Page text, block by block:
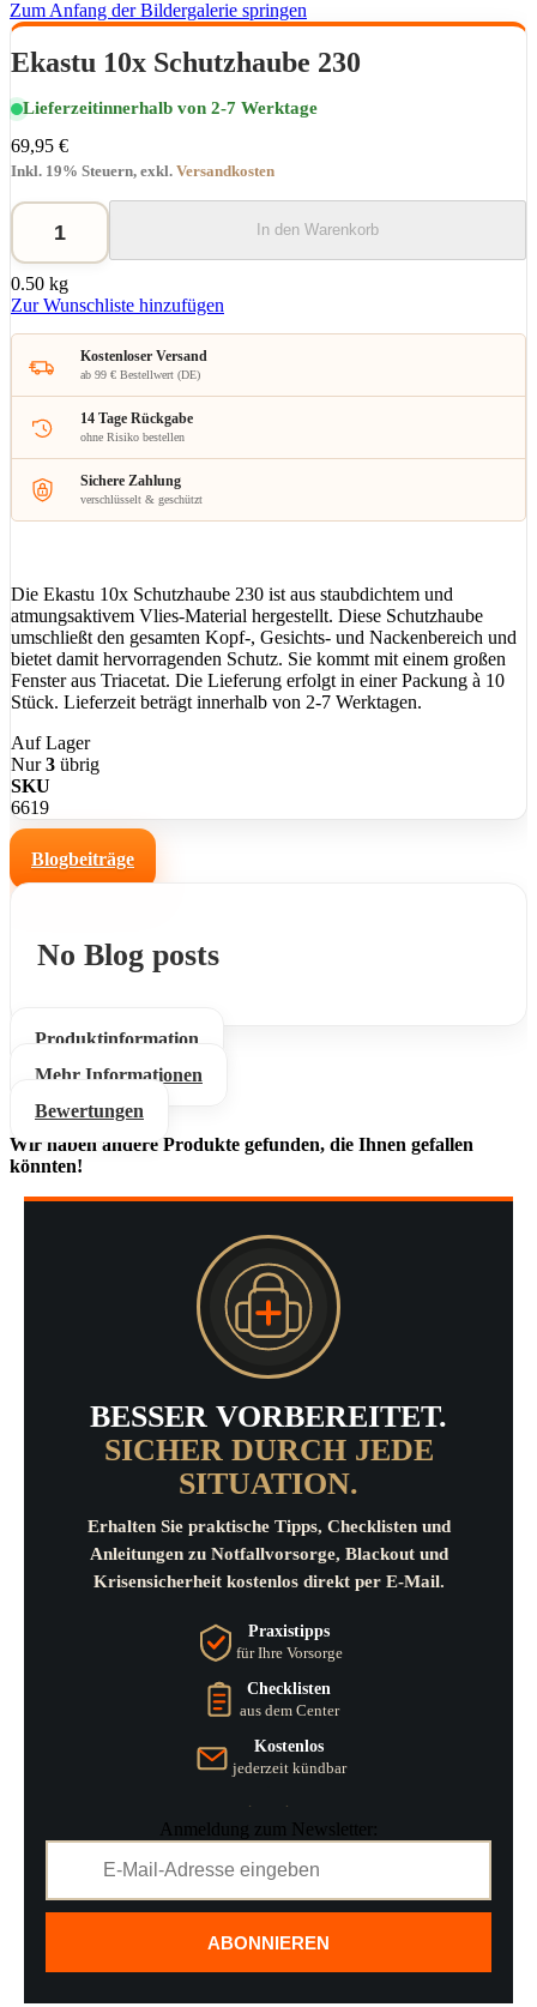
Zum Anfang der Bildergalerie springen
Ekastu 10x Schutzhaube 230
Lieferzeitinnerhalb von 2-7 Werktage
69,95 €
Inkl. 19% Steuern, exkl. Versandkosten
In den Warenkorb
0.50 kg
Zur Wunschliste hinzufügen
Kostenloser Versand
ab 99 € Bestellwert (DE)
14 Tage Rückgabe
ohne Risiko bestellen
Sichere Zahlung
verschlüsselt & geschützt
Die Ekastu 10x Schutzhaube 230 ist aus staubdichtem und
atmungsaktivem Vlies-Material hergestellt. Diese Schutzhaube
umschließt den gesamten Kopf-, Gesichts- und Nackenbereich und
bietet damit hervorragenden Schutz. Sie kommt mit einem großen
Fenster aus Triacetat. Die Lieferung erfolgt in einer Packung à 10
Stück. Lieferzeit beträgt innerhalb von 2-7 Werktagen.
Auf Lager
Nur3 übrig
SKU
6619
Blogbeiträge
No Blog posts
Produktinformation
Mehr Informationen
Bewertungen
Wir haben andere Produkte gefunden, die Ihnen gefallen
könnten!
BESSER VORBEREITET.
SICHER DURCH JEDE
SITUATION.
Erhalten Sie praktische Tipps, Checklisten und
Anleitungen zu Notfallvorsorge, Blackout und
Krisensicherheit kostenlos direkt per E-Mail.
Praxistipps
für Ihre Vorsorge
Checklisten
aus dem Center
Kostenlos
jederzeit kündbar
Anmeldung zum Newsletter:
ABONNIEREN